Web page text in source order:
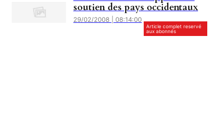
soutien des pays occidentaux
29/02/2008 | 08:14:00
Article complet reservé
aux abonnés